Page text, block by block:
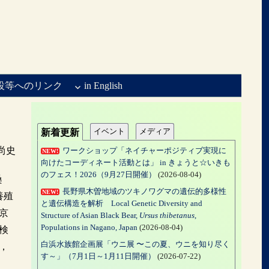
等へのリンク in English
史
殖
新着更新 イベント メディア
NEW!
ワークショップ「ネイチャーポジティブ実現に
向けたコーディネート活動とは」 in きょうと☆いきも
のフェス！2026（9月27日開催）
(2026-08-04)
NEW!
長野県木曽地域のツキノワグマの遺伝的多様性
と遺伝構造を解析 Local Genetic Diversity and
Structure of Asian Black Bear, Ursus thibetanus,
Populations in Nagano, Japan (2026-08-04)
白浜水族館企画展「ウニ展 〜この夏、ウニを知り尽く
す～」（7月1日～1月11日開催）
(2026-07-22)